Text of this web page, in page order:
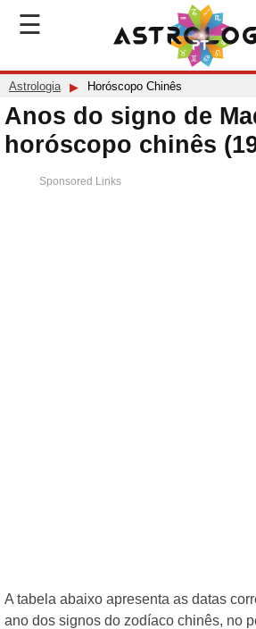
☰
Astrologia Horóscopo Chinês
Anos do signo de
horóscopo chinês
A tabela abaixo apresenta as datas
ano dos signos do zodíaco chinês, no